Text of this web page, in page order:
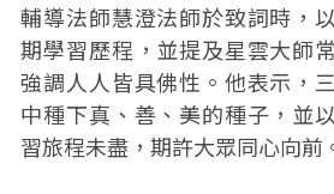
輔導法師慧澄法師於致詞時，
期學習歷程，並提及星雲大師
強調人人皆具佛性。他表示，
中種下真、善、美的種子，並
習旅程未盡，期許大眾同心向前